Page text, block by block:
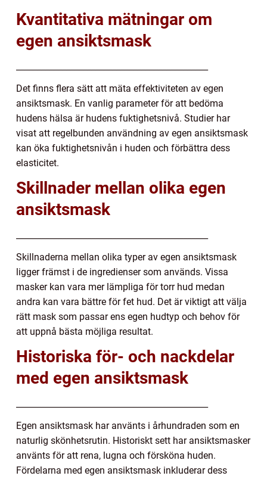
Kvantitativa mätningar om
egen ansiktsmask
Det finns flera sätt att mäta effektiviteten av egen
ansiktsmask. En vanlig parameter för att bedöma
hudens hälsa är hudens fuktighetsnivå. Studier har
visat att regelbunden användning av egen ansiktsmask
kan öka fuktighetsnivån i huden och förbättra dess
elasticitet.
Skillnader mellan olika egen
ansiktsmask
Skillnaderna mellan olika typer av egen ansiktsmask
ligger främst i de ingredienser som används. Vissa
masker kan vara mer lämpliga för torr hud medan
andra kan vara bättre för fet hud. Det är viktigt att välja
rätt mask som passar ens egen hudtyp och behov för
att uppnå bästa möjliga resultat.
Historiska för- och nackdelar
med egen ansiktsmask
Egen ansiktsmask har använts i århundraden som en
naturlig skönhetsrutin. Historiskt sett har ansiktsmasker
använts för att rena, lugna och försköna huden.
Fördelarna med egen ansiktsmask inkluderar dess